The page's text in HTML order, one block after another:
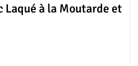
Laqué à la Moutarde et